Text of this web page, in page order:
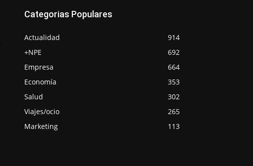
Categorias Populares
Actualidad
914
+NPE
692
Empresa
664
Economía
353
Salud
302
Viajes/ocio
265
Marketing
113